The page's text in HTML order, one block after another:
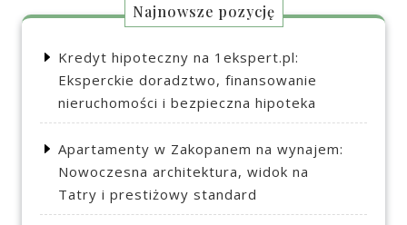
Najnowsze pozycję
Kredyt hipoteczny na 1ekspert.pl:
Eksperckie doradztwo, finansowanie
nieruchomości i bezpieczna hipoteka
Apartamenty w Zakopanem na wynajem:
Nowoczesna architektura, widok na
Tatry i prestiżowy standard